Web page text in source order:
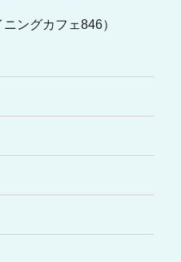
ングカフェ846）